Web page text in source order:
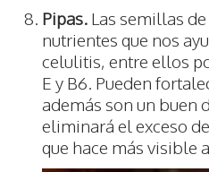
Pipas.Las semillas
nutrientes que nos
celulitis, entre ellos
E y B6. Pueden
además son un buen
eliminará el exceso
que hace más visible